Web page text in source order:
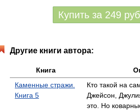
Купить за 249 руб
Другие книги автора:
Книга
Каменные стражи.
Книга 5
Кто такой на
Джейсон,
это. Но